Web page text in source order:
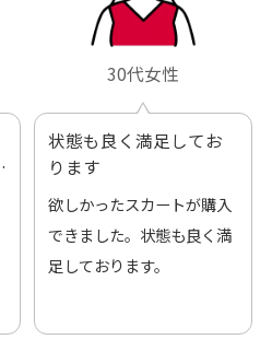
30代女性
状態も良く満足してお
ります
欲しかったスカートが購入
できました。状態も良く満
足しております。